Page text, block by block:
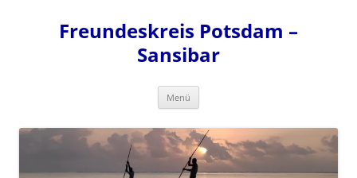
springenFreundeskreis Potsdam –
Sansibar
Menü